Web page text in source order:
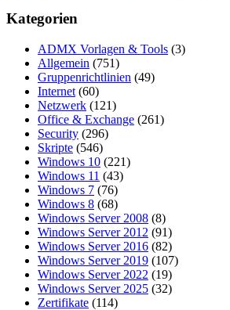
Kategorien
ADMX Vorlagen & Tools (3)
Allgemein (751)
Gruppenrichtlinien (49)
Internet (60)
Netzwerk (121)
Office & Exchange (261)
Security (296)
Skripte (546)
Windows 10 (221)
Windows 11 (43)
Windows 7 (76)
Windows 8 (68)
Windows Server 2008 (8)
Windows Server 2012 (91)
Windows Server 2016 (82)
Windows Server 2019 (107)
Windows Server 2022 (19)
Windows Server 2025 (32)
Zertifikate (114)